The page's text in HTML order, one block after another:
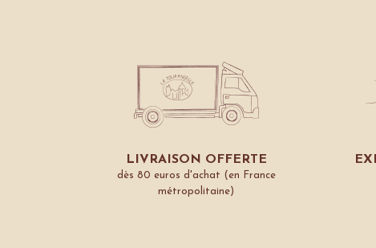
LIVRAISON OFFERTE
dès 80 euros d'achat (en France
métropolitaine)